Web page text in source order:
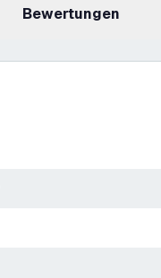
Bewertungen